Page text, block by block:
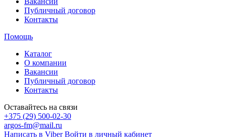
Публичный договор
Контакты
Помощь
Каталог
О компании
Вакансии
Публичный договор
Контакты
Оставайтесь на связи
+375 (29) 500-02-30
argos-fm@mail.ru
Написать в Viber Войти в личный кабинет